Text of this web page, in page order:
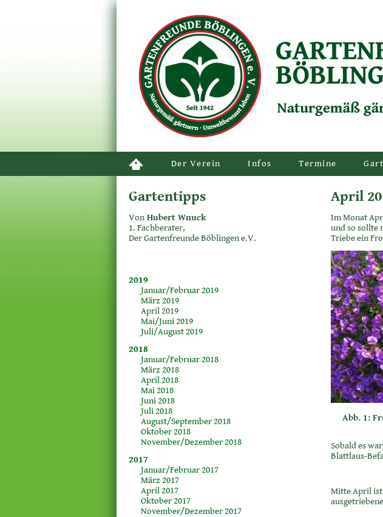
Der Verein Infos Termine
April
Im Monat
und so sollte
Triebe ein
Abb. 1:
Sobald es
Blattlaus-
Mitte April ist
Gartentipps
Von Hubert Wnuck
1. Fachberater,
Der Gartenfreunde Böblingen e.V.
2019
Januar/Februar 2019
März 2019
April 2019
Mai/Juni 2019
Juli/August 2019
2018
Januar/Februar 2018
März 2018
April 2018
Mai 2018
Juni 2018
Juli 2018
August/September 2018
Oktober 2018
November/Dezember 2018
2017
Januar/Februar 2017
März 2017
April 2017
Oktober 2017
November/Dezember 2017